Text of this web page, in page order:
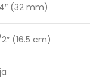
(32 mm)
(16.5 cm)